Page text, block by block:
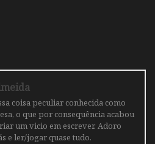
coisa peculiar conhecida como
o que por consequência acabou
um vicio em escrever. Adoro
e ler/jogar quase tudo.